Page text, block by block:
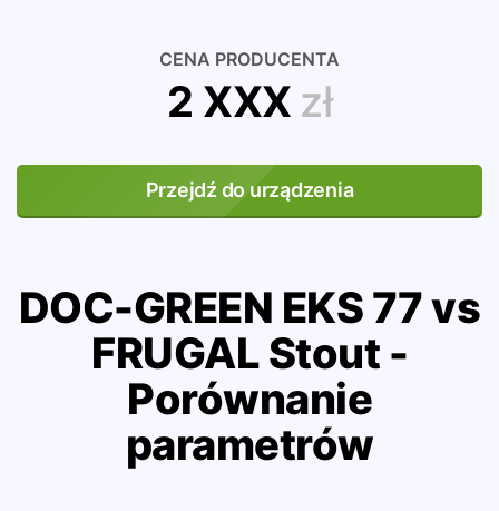
CENA PRODUCENTA
2 XXX zł
Przejdź do urządzenia
DOC-GREEN EKS 77 vs
FRUGAL Stout -
Porównanie
parametrów